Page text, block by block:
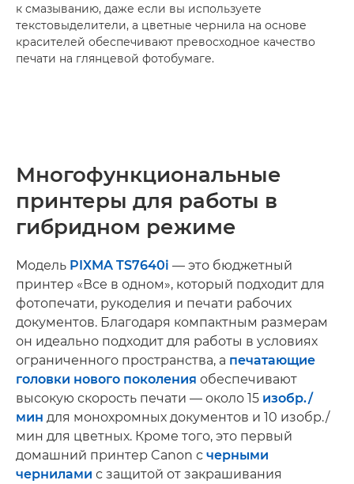
к смазыванию, даже если вы используете
текстовыделители, а цветные чернила на основе
красителей обеспечивают превосходное качество
печати на глянцевой фотобумаге.
Многофункциональные
принтеры для работы в
гибридном режиме
Модель PIXMA TS7640i — это бюджетный
принтер «Все в одном», который подходит для
фотопечати, рукоделия и печати рабочих
документов. Благодаря компактным размерам
он идеально подходит для работы в условиях
ограниченного пространства, а печатающие
головки нового поколения обеспечивают
высокую скорость печати — около 15 изобр./
мин для монохромных документов и 10 изобр./
мин для цветных. Кроме того, это первый
домашний принтер Canon с черными
чернилами с защитой от закрашивания